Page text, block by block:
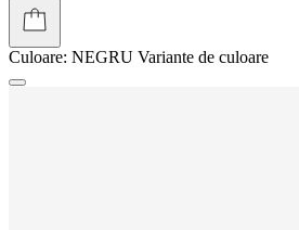
Culoare: NEGRU Variante de culoare